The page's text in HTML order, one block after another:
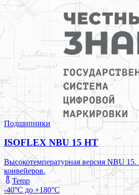
Подшипники
ISOFLEX NBU 15 HT
Высокотемпературная версия NBU
конвейеров.
Temp
-40°C до +180°C